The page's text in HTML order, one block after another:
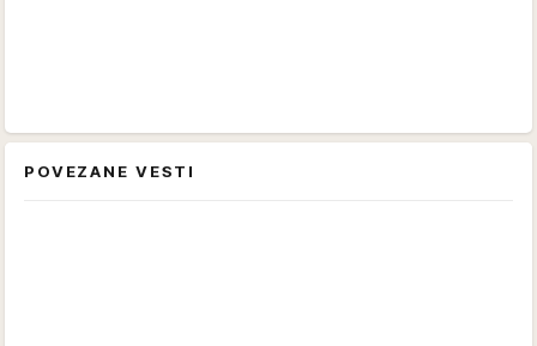
POVEZANE VESTI